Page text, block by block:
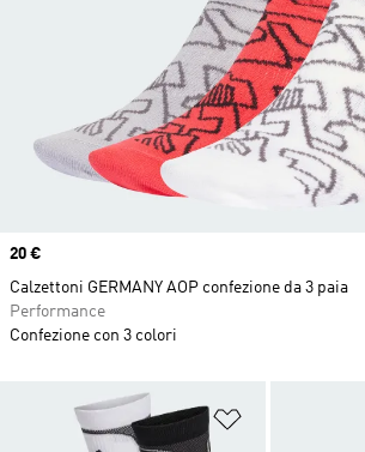
Aggiungi
Price
20 €
Calzettoni GERMANY AOP confezione da 3 paia
Performance
Confezione con 3 colori